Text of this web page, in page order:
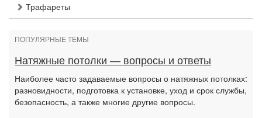
Трафареты
ПОПУЛЯРНЫЕ ТЕМЫ
Натяжные потолки — вопросы и ответы
Наиболее часто задаваемые вопросы о натяжных потолках:
разновидности, подготовка к установке, уход и срок службы,
безопасность, а также многие другие вопросы.